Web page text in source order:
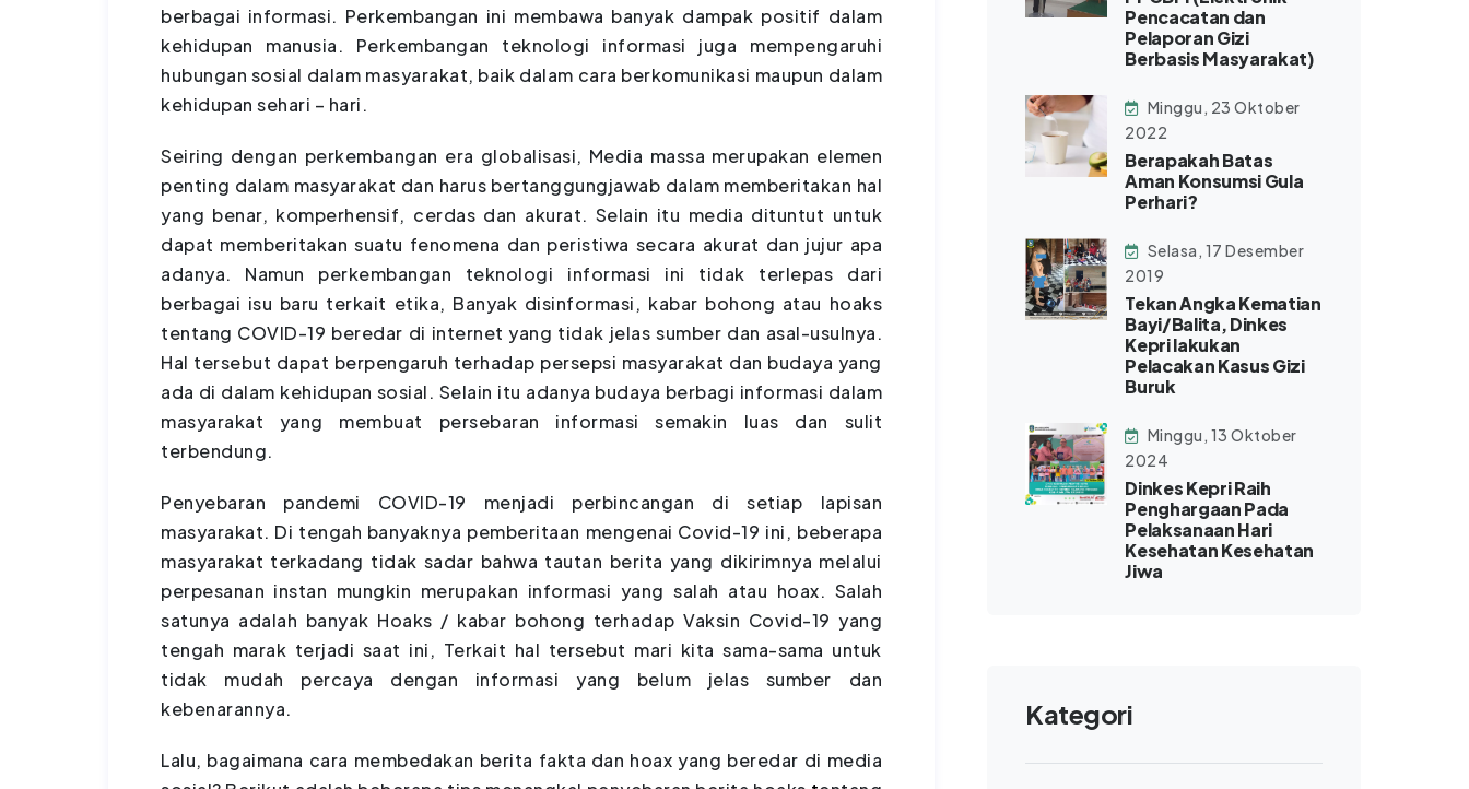
berbagai informasi. Perkembangan ini membawa banyak dampak positif dalam
kehidupan manusia. Perkembangan teknologi informasi juga mempengaruhi
hubungan sosial dalam masyarakat, baik dalam cara berkomunikasi maupun dalam
kehidupan sehari – hari.
Seiring dengan perkembangan era globalisasi, Media massa merupakan elemen
penting dalam masyarakat dan harus bertanggungjawab dalam memberitakan hal
yang benar, komperhensif, cerdas dan akurat. Selain itu media dituntut untuk
dapat memberitakan suatu fenomena dan peristiwa secara akurat dan jujur apa
adanya. Namun perkembangan teknologi informasi ini tidak terlepas dari
berbagai isu baru terkait etika, Banyak disinformasi, kabar bohong atau hoaks
tentang COVID-19 beredar di internet yang tidak jelas sumber dan asal-usulnya.
Hal tersebut dapat berpengaruh terhadap persepsi masyarakat dan budaya yang
ada di dalam kehidupan sosial. Selain itu adanya budaya berbagi informasi dalam
masyarakat yang membuat persebaran informasi semakin luas dan sulit
terbendung.
Penyebaran pandemi COVID-19 menjadi perbincangan di setiap lapisan
masyarakat. Di tengah banyaknya pemberitaan mengenai Covid-19 ini, beberapa
masyarakat terkadang tidak sadar bahwa tautan berita yang dikirimnya melalui
perpesanan instan mungkin merupakan informasi yang salah atau hoax. Salah
satunya adalah banyak Hoaks / kabar bohong terhadap Vaksin Covid-19 yang
tengah marak terjadi saat ini, Terkait hal tersebut mari kita sama-sama untuk
tidak mudah percaya dengan informasi yang belum jelas sumber dan
kebenarannya.
Lalu, bagaimana cara membedakan berita fakta dan hoax yang beredar di media
Pencacatan dan
Pelaporan Gizi
Berbasis Masyarakat)
Minggu, 23 Oktober
2022
Berapakah Batas
Aman Konsumsi Gula
Perhari?
Selasa, 17 Desember
2019
Tekan Angka Kematian
Bayi/Balita, Dinkes
Kepri lakukan
Pelacakan Kasus Gizi
Buruk
Minggu, 13 Oktober
2024
Dinkes Kepri Raih
Penghargaan Pada
Pelaksanaan Hari
Kesehatan Kesehatan
Jiwa
Kategori